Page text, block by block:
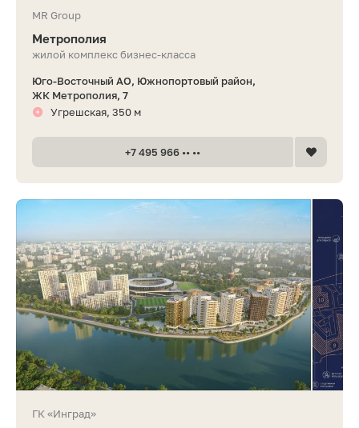
MR Group
Метрополия
жилой комплекс бизнес-класса
Юго-Восточный АО, Южнопортовый район,
ЖК Метрополия, 7
Угрешская, 350 м
+7 495 966 •• ••
ГК «Инград»